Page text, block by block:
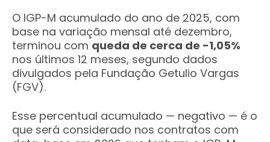
O IGP-M acumulado do ano de 2025, com
base na variação mensal até dezembro,
terminou com queda de cerca de -1,05%
nos últimos 12 meses, segundo dados
divulgados pela Fundação Getulio Vargas
(FGV).
Esse percentual acumulado — negativo — é o
que será considerado nos contratos com